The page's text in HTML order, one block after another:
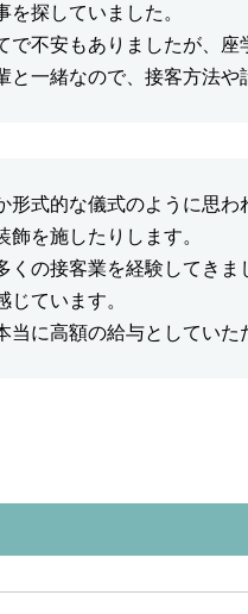
探していました。
で不安もありましたが、
と一緒なので、接客方法
形式的な儀式のように思
を施したりします。
くの接客業を経験してき
ています。
当に高額の給与としていた